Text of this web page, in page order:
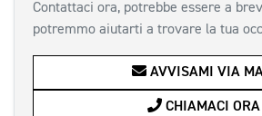
Contattaci ora, potrebbe essere a
potremmo aiutarti a trovare la tua
AVVISAMI VIA
CHIAMACI ORA